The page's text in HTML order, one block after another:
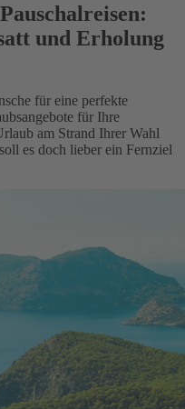
und Erholung
für eine perfekte
für Ihre
am Strand Ihrer Wahl
es doch lieber ein Fernziel